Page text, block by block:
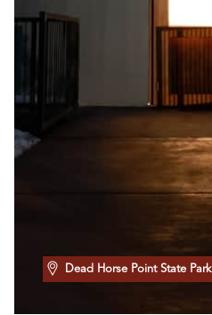
Dead Horse Point State Park